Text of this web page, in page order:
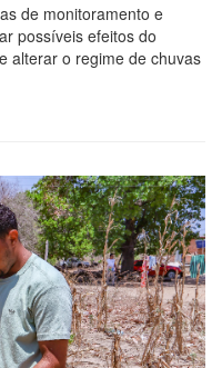
de monitoramento e
possíveis efeitos do
alterar o regime de chuvas